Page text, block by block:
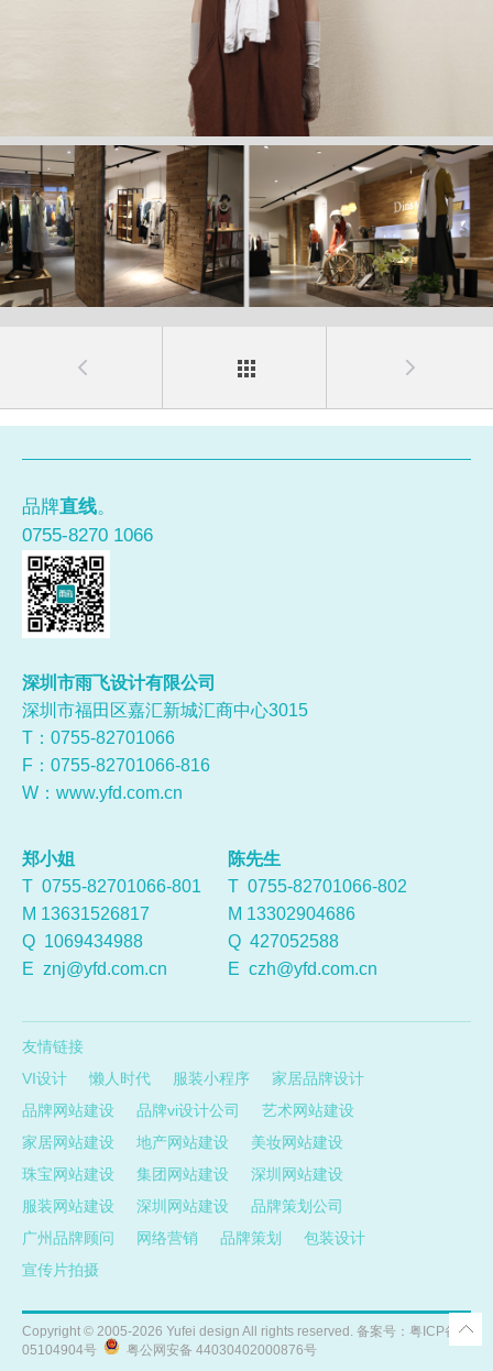
品牌直线。
0755-8270 1066
深圳市雨飞设计有限公司
深圳市福田区嘉汇新城汇商中心3015
T：0755-82701066
F：0755-82701066-816
W： www.yfd.com.cn
郑小姐
T 0755-82701066-801
M 13631526817
Q 1069434988
E znj@yfd.com.cn
陈先生
T 0755-82701066-802
M 13302904686
Q 427052588
E czh@yfd.com.cn
友情链接
VI设计
懒人时代 服装小程序
家居品牌设计
品牌网站建设
品牌vi设计公司
艺术网站建设
家居网站建设
地产网站建设
美妆网站建设
珠宝网站建设
集团网站建设
深圳网站建设
服装网站建设
深圳网站建设
品牌策划公司
广州品牌顾问
网络营销 品牌策划
包装设计
宣传片拍摄
Copyright © 2005-2026 Yufei design All rights reserved. 备案号： 粤ICP备
05104904号
粤公网安备 44030402000876号